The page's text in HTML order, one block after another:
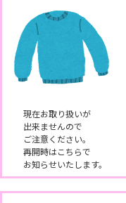
現在お取り扱いが
出来ませんので
ご注意ください。
再開時はこちらで
お知らせいたします。